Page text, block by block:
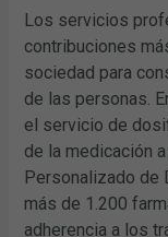
Los servicios
contribuciones
sociedad para
de las personas.
el servicio de
de la medicación
Personalizado de
más de 1.200
adherencia a los